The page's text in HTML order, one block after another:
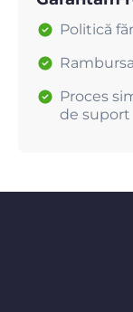
Politică
Proces
de suport